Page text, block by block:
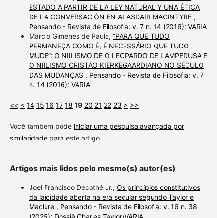
ESTADO A PARTIR DE LA LEY NATURAL Y UNA ÉTICA
DE LA CONVERSACIÓN EN ALASDAIR MACINTYRE ,
Pensando - Revista de Filosofia: v. 7 n. 14 (2016): VARIA
Marcio Gimenes de Paula, “PARA QUE TUDO
PERMANEÇA COMO É, É NECESSÁRIO QUE TUDO
MUDE”: O NIILISMO DE O LEOPARDO DE LAMPEDUSA E
O NIILISMO CRISTÃO KIERKEGAARDIANO NO SÉCULO
DAS MUDANÇAS , Pensando - Revista de Filosofia: v. 7
n. 14 (2016): VARIA
<< < 14 15 16 17 18 19 20 21 22 23 > >>
Você também pode iniciar uma pesquisa avançada por
similaridadepara este artigo.
Artigos mais lidos pelo mesmo(s) autor(es)
Joel Francisco Decothé Jr., Os princípios constitutivos
da laicidade aberta na era secular segundo Taylor e
Maclure , Pensando - Revista de Filosofia: v. 16 n. 38